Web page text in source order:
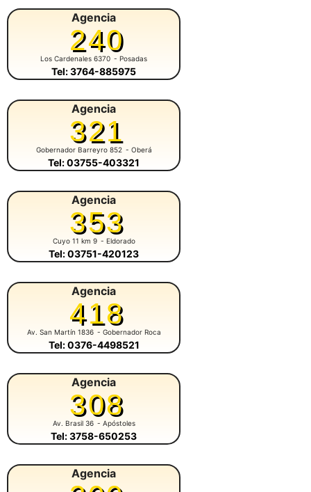
Agencia
240
Los Cardenales 6370 - Posadas
Tel: 3764-885975
Agencia
321
Gobernador Barreyro 852 - Oberá
Tel: 03755-403321
Agencia
353
Cuyo 11 km 9 - Eldorado
Tel: 03751-420123
Agencia
418
Av. San Martín 1836 - Gobernador Roca
Tel: 0376-4498521
Agencia
308
Av. Brasil 36 - Apóstoles
Tel: 3758-650253
Agencia